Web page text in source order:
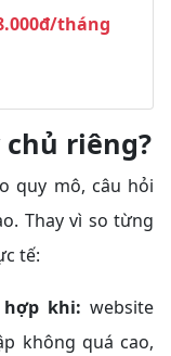
tháng
chủ riêng?
quy mô, câu hỏi
Thay vì so từng
tế:
hợp khi: website
không quá cao,